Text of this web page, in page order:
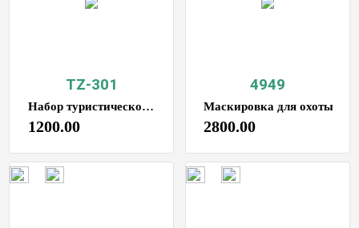
TZ-301
Набор туристической посуды на 1 персону 7 предметов
1200.00
4949
Маскировка для охоты
2800.00